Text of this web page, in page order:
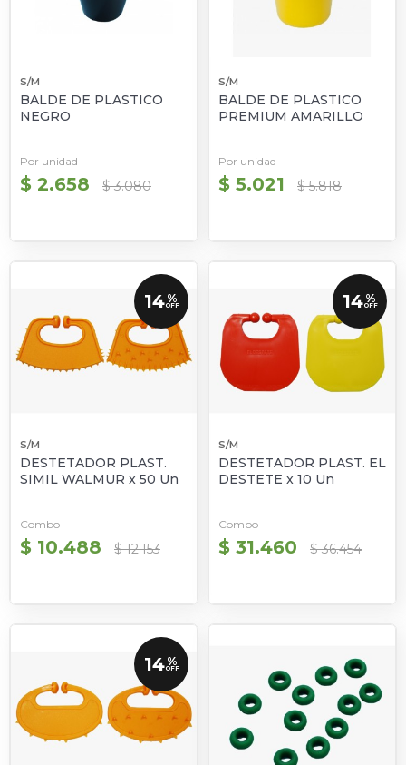
S/M
BALDE DE PLASTICO
NEGRO
Por unidad
$ 2.658 $ 3.080
S/M
BALDE DE PLASTICO
PREMIUM AMARILLO
Por unidad
$ 5.021 $ 5.818
14 %
OFF
S/M
DESTETADOR PLAST.
SIMIL WALMUR x 50 Un
Combo
$ 10.488 $ 12.153
14 %
OFF
S/M
DESTETADOR PLAST. EL
DESTETE x 10 Un
Combo
$ 31.460 $ 36.454
14 %
OFF